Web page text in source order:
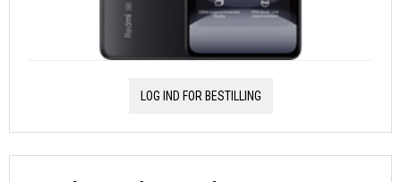
LOG IND FOR BESTILLING